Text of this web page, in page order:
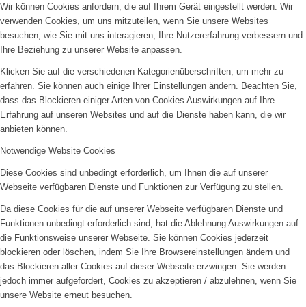
Wir können Cookies anfordern, die auf Ihrem Gerät eingestellt werden. Wir
verwenden Cookies, um uns mitzuteilen, wenn Sie unsere Websites
besuchen, wie Sie mit uns interagieren, Ihre Nutzererfahrung verbessern und
Ihre Beziehung zu unserer Website anpassen.
Klicken Sie auf die verschiedenen Kategorienüberschriften, um mehr zu
erfahren. Sie können auch einige Ihrer Einstellungen ändern. Beachten Sie,
dass das Blockieren einiger Arten von Cookies Auswirkungen auf Ihre
Erfahrung auf unseren Websites und auf die Dienste haben kann, die wir
anbieten können.
Notwendige Website Cookies
Diese Cookies sind unbedingt erforderlich, um Ihnen die auf unserer
Webseite verfügbaren Dienste und Funktionen zur Verfügung zu stellen.
Da diese Cookies für die auf unserer Webseite verfügbaren Dienste und
Funktionen unbedingt erforderlich sind, hat die Ablehnung Auswirkungen auf
die Funktionsweise unserer Webseite. Sie können Cookies jederzeit
blockieren oder löschen, indem Sie Ihre Browsereinstellungen ändern und
das Blockieren aller Cookies auf dieser Webseite erzwingen. Sie werden
jedoch immer aufgefordert, Cookies zu akzeptieren / abzulehnen, wenn Sie
unsere Website erneut besuchen.